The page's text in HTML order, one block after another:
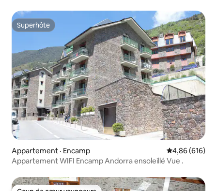
Superhôte
Superhôte
Appartement · Encamp Note
4,86 (616)
Appartement WIFI Encamp Andorra ensoleillé Vue .